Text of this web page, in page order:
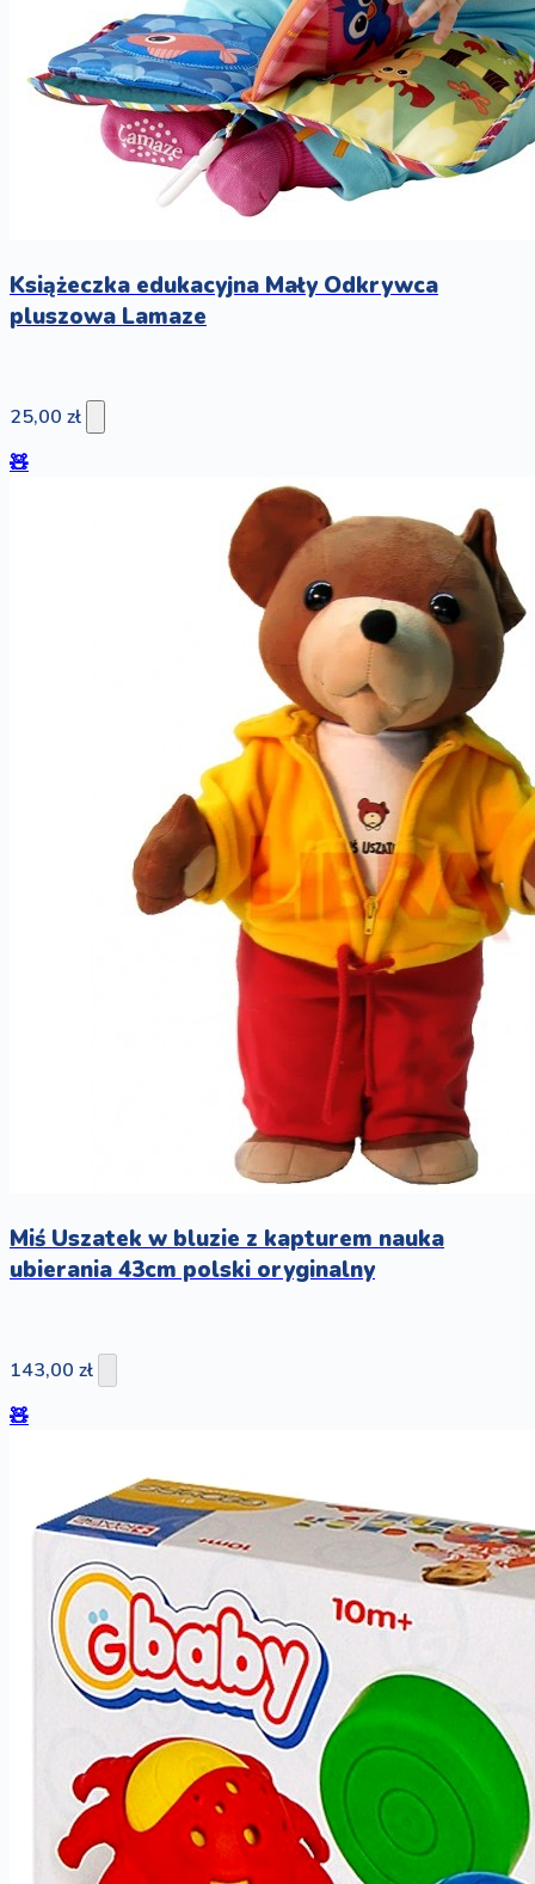
Książeczka edukacyjna Mały Odkrywca
pluszowa Lamaze
25,00 zł
🧸
Miś Uszatek w bluzie z kapturem nauka
ubierania 43cm polski oryginalny
143,00 zł
🧸